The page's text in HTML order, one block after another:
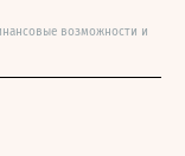
возможности и